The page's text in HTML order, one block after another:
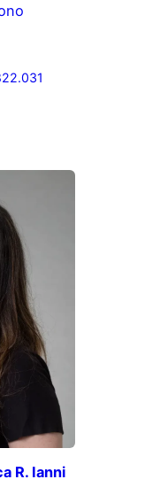
R. Ianni